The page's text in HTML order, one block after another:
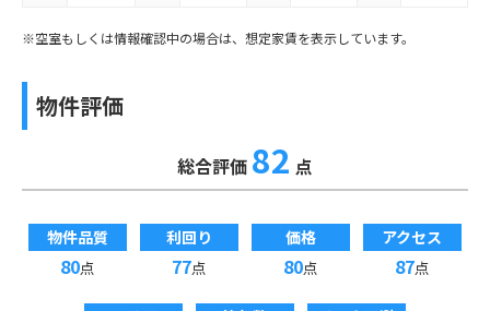
※空室もしくは情報確認中の場合は、想定家賃を表示しています。
物件評価
総合評価 82 点
物件品質
80点
利回り
77点
価格
80点
アクセス
87点